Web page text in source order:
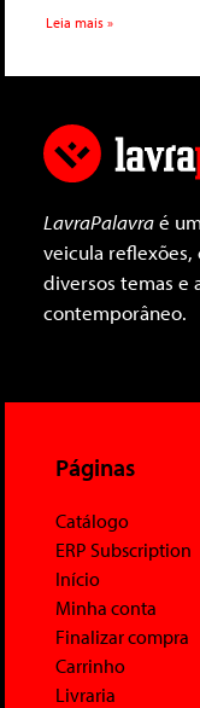
Leia mais »
LavraPalavraé
veicula reflexões,
diversos temas e
contemporâneo.
Páginas
Catálogo
ERP Subscription
Início
Minha conta
Finalizar compra
Carrinho
Livraria